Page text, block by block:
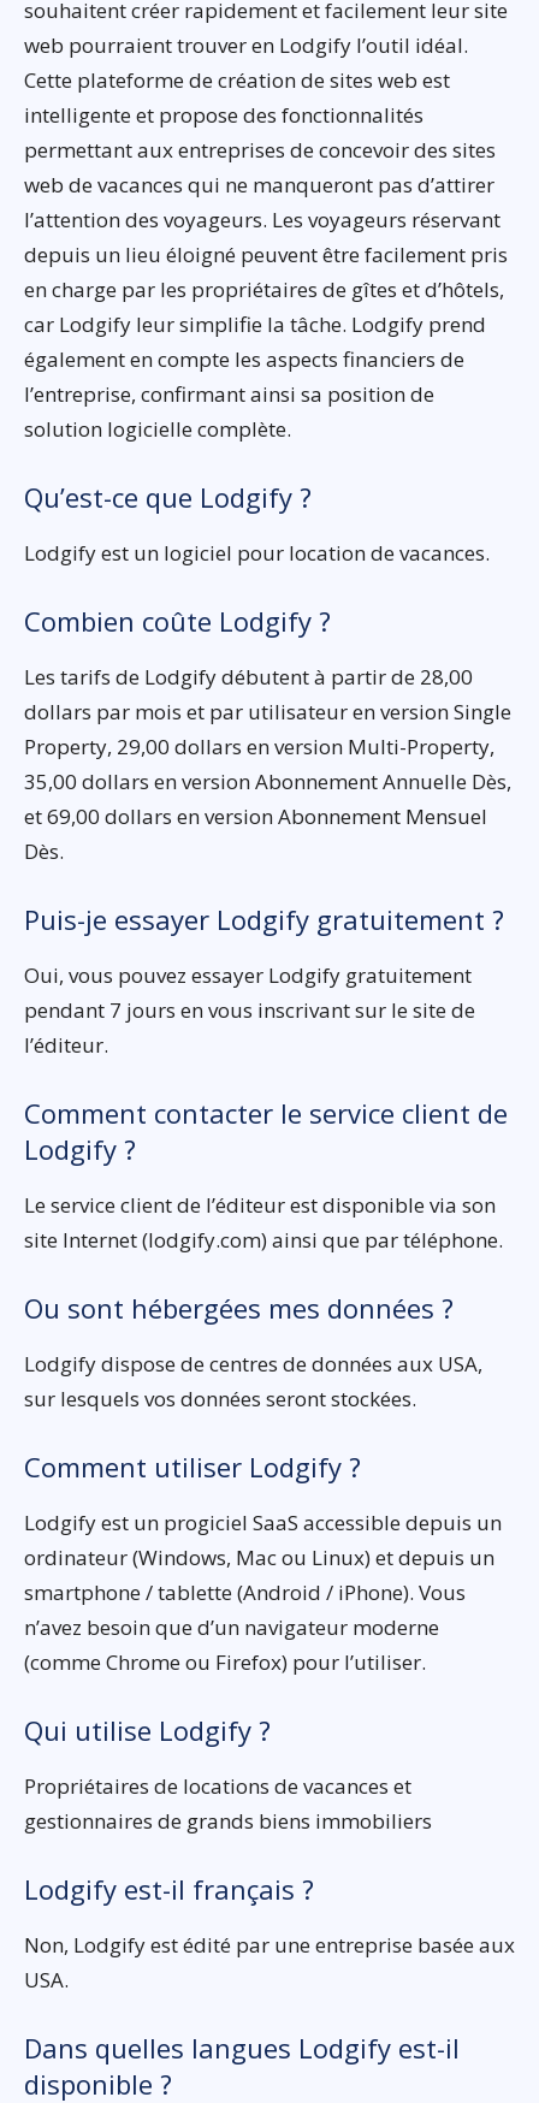
souhaitent créer rapidement et facilement leur site
web pourraient trouver en Lodgify l’outil idéal.
Cette plateforme de création de sites web est
intelligente et propose des fonctionnalités
permettant aux entreprises de concevoir des sites
web de vacances qui ne manqueront pas d’attirer
l’attention des voyageurs. Les voyageurs réservant
depuis un lieu éloigné peuvent être facilement pris
en charge par les propriétaires de gîtes et d’hôtels,
car Lodgify leur simplifie la tâche. Lodgify prend
également en compte les aspects financiers de
l’entreprise, confirmant ainsi sa position de
solution logicielle complète.
Qu’est-ce que Lodgify ?
Lodgify est un logiciel pour location de vacances.
Combien coûte Lodgify ?
Les tarifs de Lodgify débutent à partir de 28,00
dollars par mois et par utilisateur en version Single
Property, 29,00 dollars en version Multi-Property,
35,00 dollars en version Abonnement Annuelle Dès,
et 69,00 dollars en version Abonnement Mensuel
Dès.
Puis-je essayer Lodgify gratuitement ?
Oui, vous pouvez essayer Lodgify gratuitement
pendant 7 jours en vous inscrivant sur le site de
l’éditeur.
Comment contacter le service client de
Lodgify ?
Le service client de l’éditeur est disponible via son
site Internet (lodgify.com) ainsi que par téléphone.
Ou sont hébergées mes données ?
Lodgify dispose de centres de données aux USA,
sur lesquels vos données seront stockées.
Comment utiliser Lodgify ?
Lodgify est un progiciel SaaS accessible depuis un
ordinateur (Windows, Mac ou Linux) et depuis un
smartphone / tablette (Android / iPhone). Vous
n’avez besoin que d’un navigateur moderne
(comme Chrome ou Firefox) pour l’utiliser.
Qui utilise Lodgify ?
Propriétaires de locations de vacances et
gestionnaires de grands biens immobiliers
Lodgify est-il français ?
Non, Lodgify est édité par une entreprise basée aux
USA.
Dans quelles langues Lodgify est-il
disponible ?